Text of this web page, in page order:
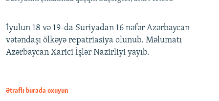
İyulun 18 və 19-da Suriyadan 16 nəfər Azərbaycan
vətəndaşı ölkəyə repatriasiya olunub. Məlumatı
Azərbaycan Xarici İşlər Nazirliyi yayıb.
Ətraflı burada oxuyun